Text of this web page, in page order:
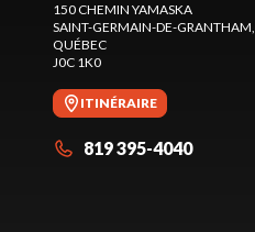
150 CHEMIN YAMASKA
SAINT-GERMAIN-DE-GRANTHAM,
QUÉBEC
J0C 1K0
ITINÉRAIRE
819 395-4040